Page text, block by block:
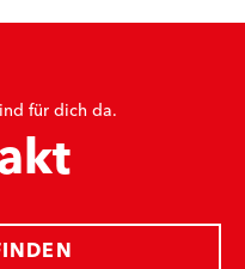
für dich da.